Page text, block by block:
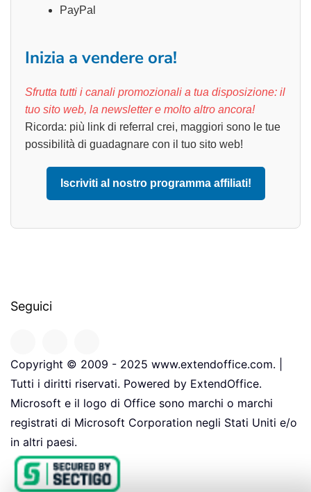
PayPal
Inizia a vendere ora!
Sfrutta tutti i canali promozionali a tua disposizione: il
tuo sito web, la newsletter e molto altro ancora!
Ricorda: più link di referral crei, maggiori sono le tue
possibilità di guadagnare con il tuo sito web!
Iscriviti al nostro programma affiliati!
Seguici
Copyright © 2009 - 2025 www.extendoffice.com. |
Tutti i diritti riservati. Powered by ExtendOffice.
Microsoft e il logo di Office sono marchi o marchi
registrati di Microsoft Corporation negli Stati Uniti e/o
in altri paesi.